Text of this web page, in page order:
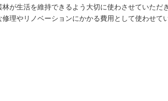
が生活を維持できるよう大切に使わさせていただ
理やリノベーションにかかる費用として使わせて